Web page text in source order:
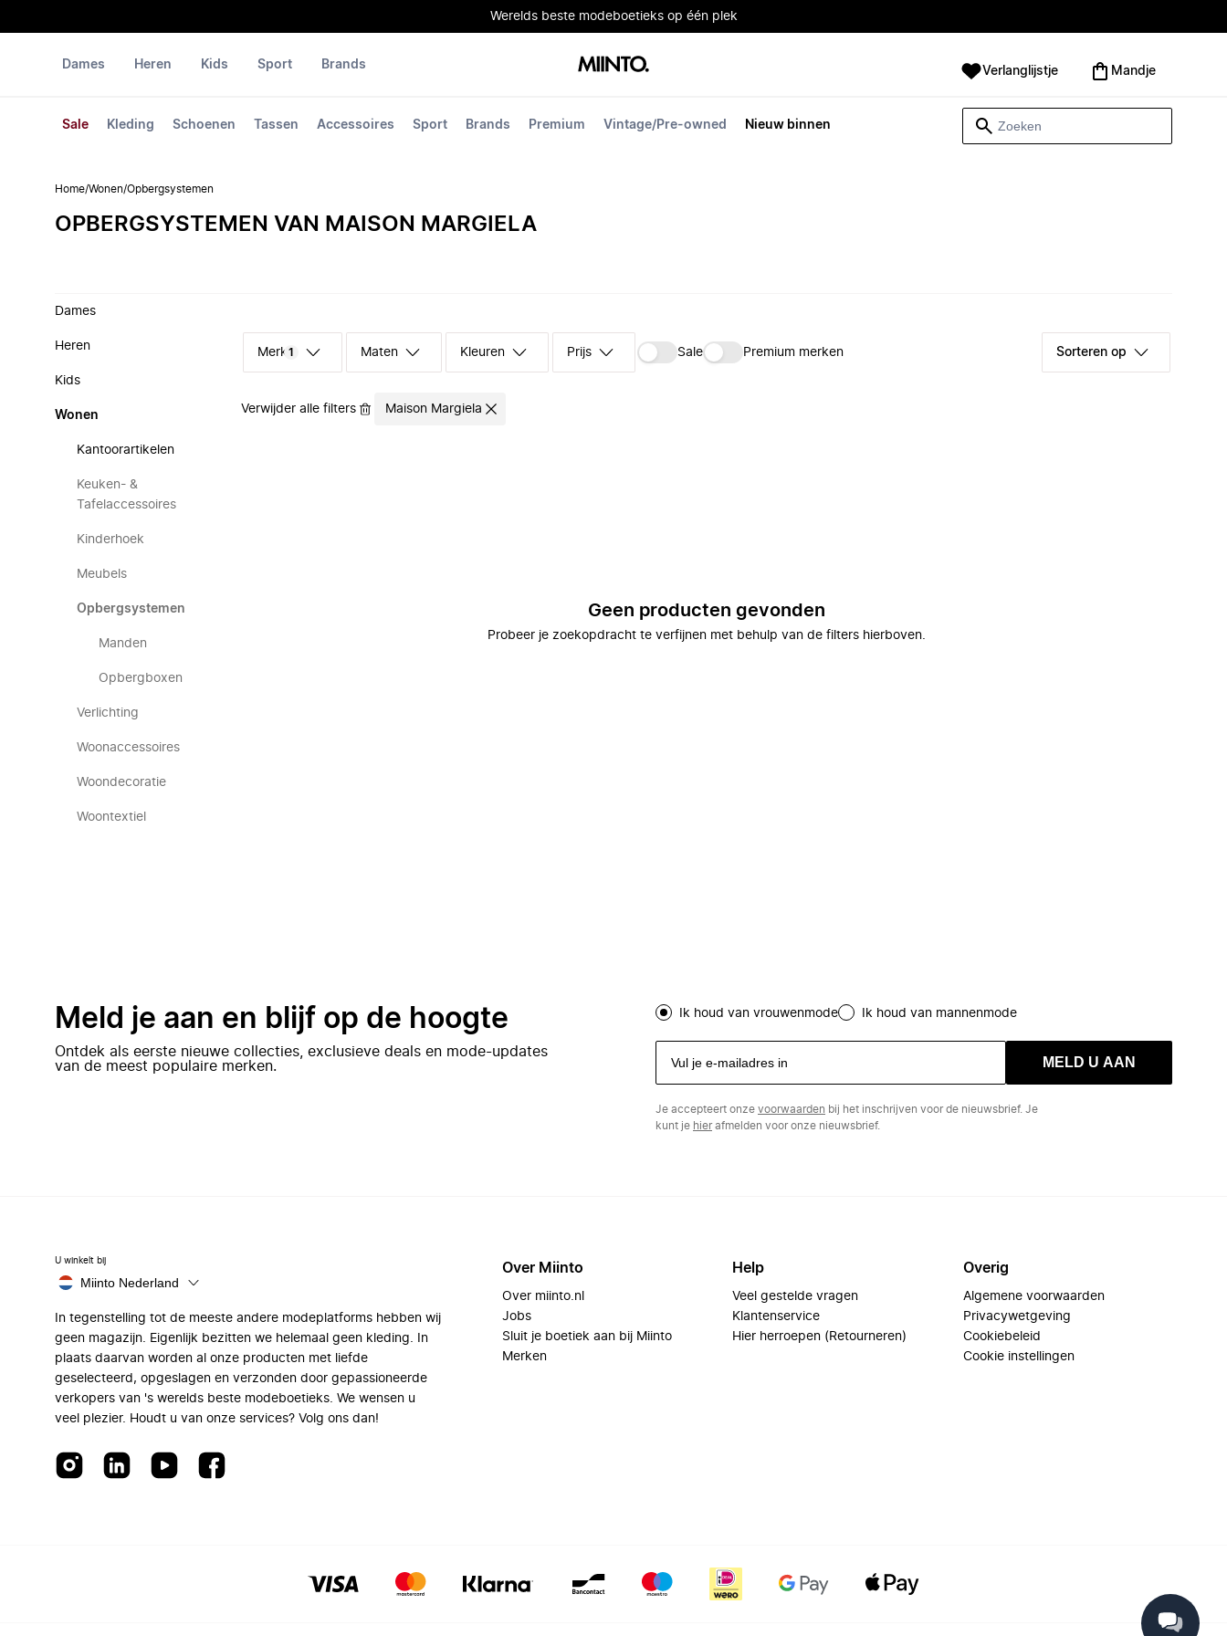
Werelds beste modeboetieks op één plek
Dames
Sale Kleding Schoenen Tassen Accessoires Sport Brands Premium Vintage/Pre-owned Nieuw binnen
Heren Kids Sport Brands Verlanglijstje Mandje
Home/Wonen/Opbergsystemen
OPBERGSYSTEMEN VAN MAISON MARGIELA
Dames
Heren
Kids
Wonen
Kantoorartikelen
Keuken- &
Tafelaccessoires
Kinderhoek
Meubels
Opbergsystemen
Manden
Opbergboxen
Verlichting
Woonaccessoires
Woondecoratie
Woontextiel
Merk 1 Maten Kleuren Prijs Sale Premium merken Sorteren op
Verwijder alle filters Maison Margiela
Geen producten gevonden
Probeer je zoekopdracht te verfijnen met behulp van de filters hierboven.
Meld je aan en blijf op de hoogte
Ontdek als eerste nieuwe collecties, exclusieve deals en mode-updates
van de meest populaire merken.
Ik houd van vrouwenmode Ik houd van mannenmode
MELD U AAN
Je accepteert onze voorwaarden bij het inschrijven voor de nieuwsbrief. Je
kunt je hierafmelden voor onze nieuwsbrief.
U winkelt bij
Miinto Nederland
In tegenstelling tot de meeste andere modeplatforms hebben wij
geen magazijn. Eigenlijk bezitten we helemaal geen kleding. In
plaats daarvan worden al onze producten met liefde
geselecteerd, opgeslagen en verzonden door gepassioneerde
verkopers van 's werelds beste modeboetieks. We wensen u
veel plezier. Houdt u van onze services? Volg ons dan!
Over Miinto
Over miinto.nl
Jobs
Sluit je boetiek aan bij Miinto
Merken
Help
Veel gestelde vragen
Klantenservice
Hier herroepen (Retourneren)
Overig
Algemene voorwaarden
Privacywetgeving
Cookiebeleid
Cookie instellingen